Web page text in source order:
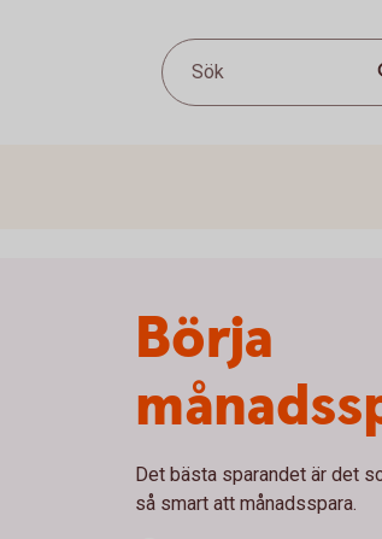
Sök
Börja
Det bästa sparandet är det
så smart att månadsspara.